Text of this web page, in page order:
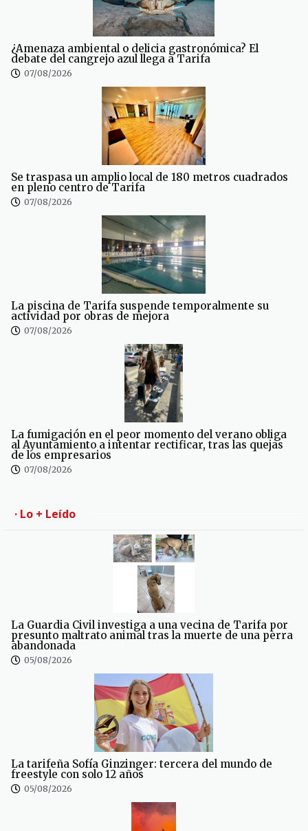
¿Amenaza ambiental o delicia gastronómica? El
debate del cangrejo azul llega a Tarifa
07/08/2026
Se traspasa un amplio local de 180 metros cuadrados
en pleno centro de Tarifa
07/08/2026
La piscina de Tarifa suspende temporalmente su
actividad por obras de mejora
07/08/2026
La fumigación en el peor momento del verano obliga
al Ayuntamiento a intentar rectificar, tras las quejas
de los empresarios
07/08/2026
· Lo + Leído
La Guardia Civil investiga a una vecina de Tarifa por
presunto maltrato animal tras la muerte de una perra
abandonada
05/08/2026
La tarifeña Sofía Ginzinger: tercera del mundo de
freestyle con solo 12 años
05/08/2026